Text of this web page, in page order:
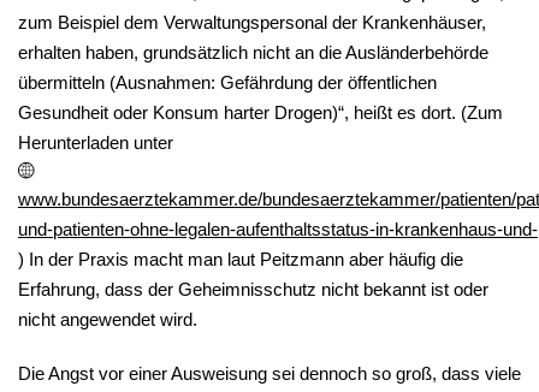
zum Beispiel dem Verwaltungspersonal der Krankenhäuser,
erhalten haben, grundsätzlich nicht an die Ausländerbehörde
übermitteln (Ausnahmen: Gefährdung der öffentlichen
Gesundheit oder Konsum harter Drogen)“, heißt es dort. (Zum
Herunterladen unter
www.bundesaerztekammer.de/bundesaerztekammer/patienten/
und-patienten-ohne-legalen-aufenthaltsstatus-in-krankenhaus-
) In der Praxis macht man laut Peitzmann aber häufig die
Erfahrung, dass der Geheimnisschutz nicht bekannt ist oder
nicht angewendet wird.
Die Angst vor einer Ausweisung sei dennoch so groß, dass viele